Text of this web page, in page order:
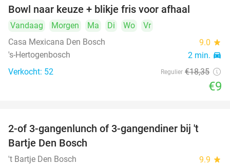
Bowl naar keuze + blikje fris voor afhaal
Vandaag Morgen Ma Di Wo
Vr
Casa Mexicana Den Bosch
9.0 star
's-Hertogenbosch 2 min. directions_car
Verkocht: 52 Regulier €18,35
€9
35%
2-of 3-gangenlunch of 3-gangendiner bij 't
Bartje Den Bosch
't Bartje Den Bosch 9.9 star